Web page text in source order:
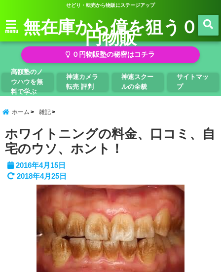
せどり・転売から物販にステージアップ
menu 無在庫から億を狙う０
円物販
０円物販塾の秘密はコチラ
高額塾のノ
ウハウを無
料で学ぶ
神速カメラ
転売 評判
神速スクー
ルの全貌
サイトマッ
プ
ホーム 雑記
ホワイトニングの料金、口コミ、自
宅のウソ、ホント！
2016年4月15日
2018年4月25日